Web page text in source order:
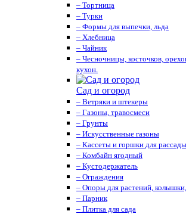
– Тортница
– Турки
– Формы для выпечки, льда
– Хлебница
– Чайник
– Чесночницы, косточков,
кухон.
Сад и огород
– Ветряки и штекеры
– Газоны, травосмеси
– Грунты
– Искусственные газоны
– Кассеты и горшки для рассады
– Комбайн ягодный
– Кустодержатель
– Ограждения
– Опоры для растений,
– Парник
– Плитка для сада